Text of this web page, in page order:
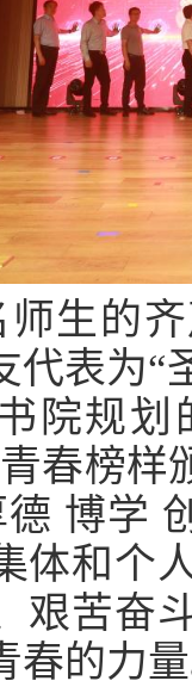
师生的
代表为“
院规
春榜
博学
体和个
艰苦奋
春的力